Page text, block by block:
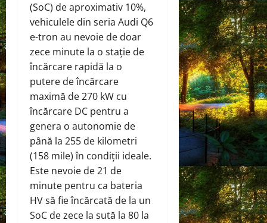
(SoC) de aproximativ 10%,
vehiculele din seria Audi Q6
e-tron au nevoie de doar
zece minute la o stație de
încărcare rapidă la o
putere de încărcare
maximă de 270 kW cu
încărcare DC pentru a
genera o autonomie de
până la 255 de kilometri
(158 mile) în condiții ideale.
Este nevoie de 21 de
minute pentru ca bateria
HV să fie încărcată de la un
SoC de zece la sută la 80 la